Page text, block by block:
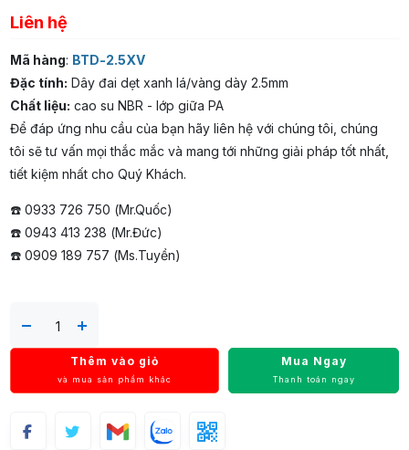
Liên hệ
Mã hàng: BTD-2.5XV
Đặc tính: Dây đai dẹt xanh lá/vàng dày 2.5mm
Chất liệu: cao su NBR - lớp giữa PA
Để đáp ứng nhu cầu của bạn hãy liên hệ với chúng tôi, chúng
tôi sẽ tư vấn mọi thắc mắc và mang tới những giải pháp tốt nhất,
tiết kiệm nhất cho Quý Khách.
☎️ 0933 726 750 (Mr.Quốc)
☎️ 0943 413 238 (Mr.Đức)
☎️ 0909 189 757 (Ms.Tuyền)
Thêm vào giỏ
và mua sản phẩm khác
Mua Ngay
Thanh toán ngay